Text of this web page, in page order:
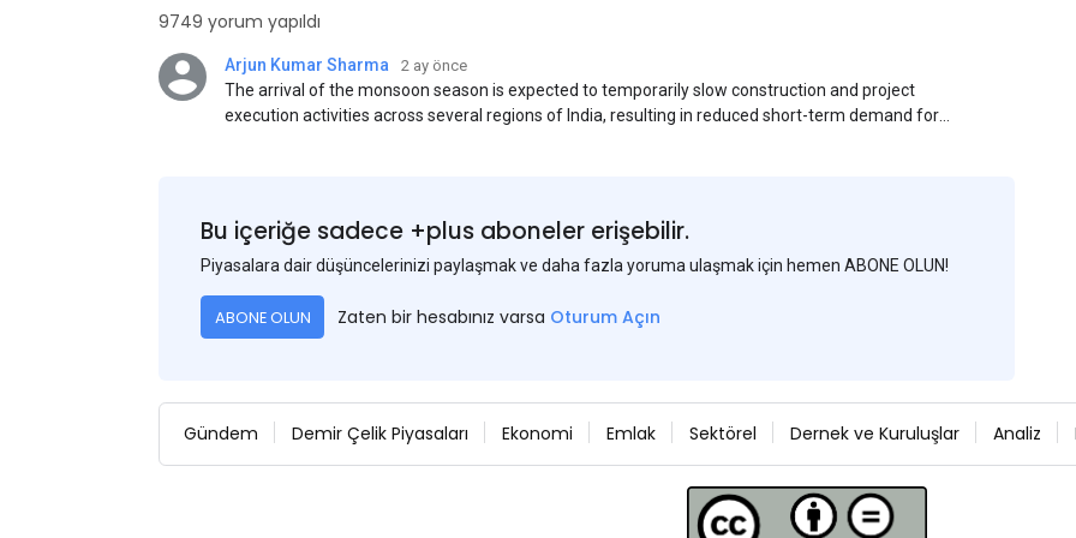
9749 yorum yapıldı
Arjun Kumar Sharma 2 ay önce
The arrival of the monsoon season is expected to temporarily slow construction and project
execution activities across several regions of India, resulting in reduced short-term demand for
Bu içeriğe sadece +plus aboneler erişebilir.
Piyasalara dair düşüncelerinizi paylaşmak ve daha fazla yoruma ulaşmak için hemen ABONE OLUN!
ABONE OLUN Zaten bir hesabınız varsa Oturum Açın
Gündem Demir Çelik Piyasaları Ekonomi Emlak Sektörel Dernek ve Kuruluşlar Analiz